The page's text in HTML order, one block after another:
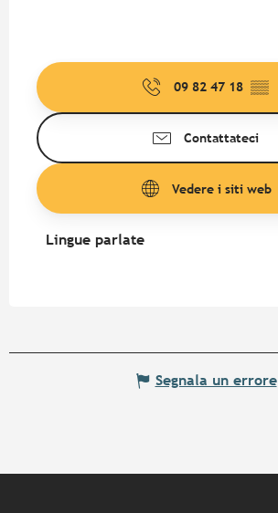
09 82 47 18 ▒▒
Contattateci
Vedere i siti web
Lingue parlate
Lingue parlate
Segnala un errore